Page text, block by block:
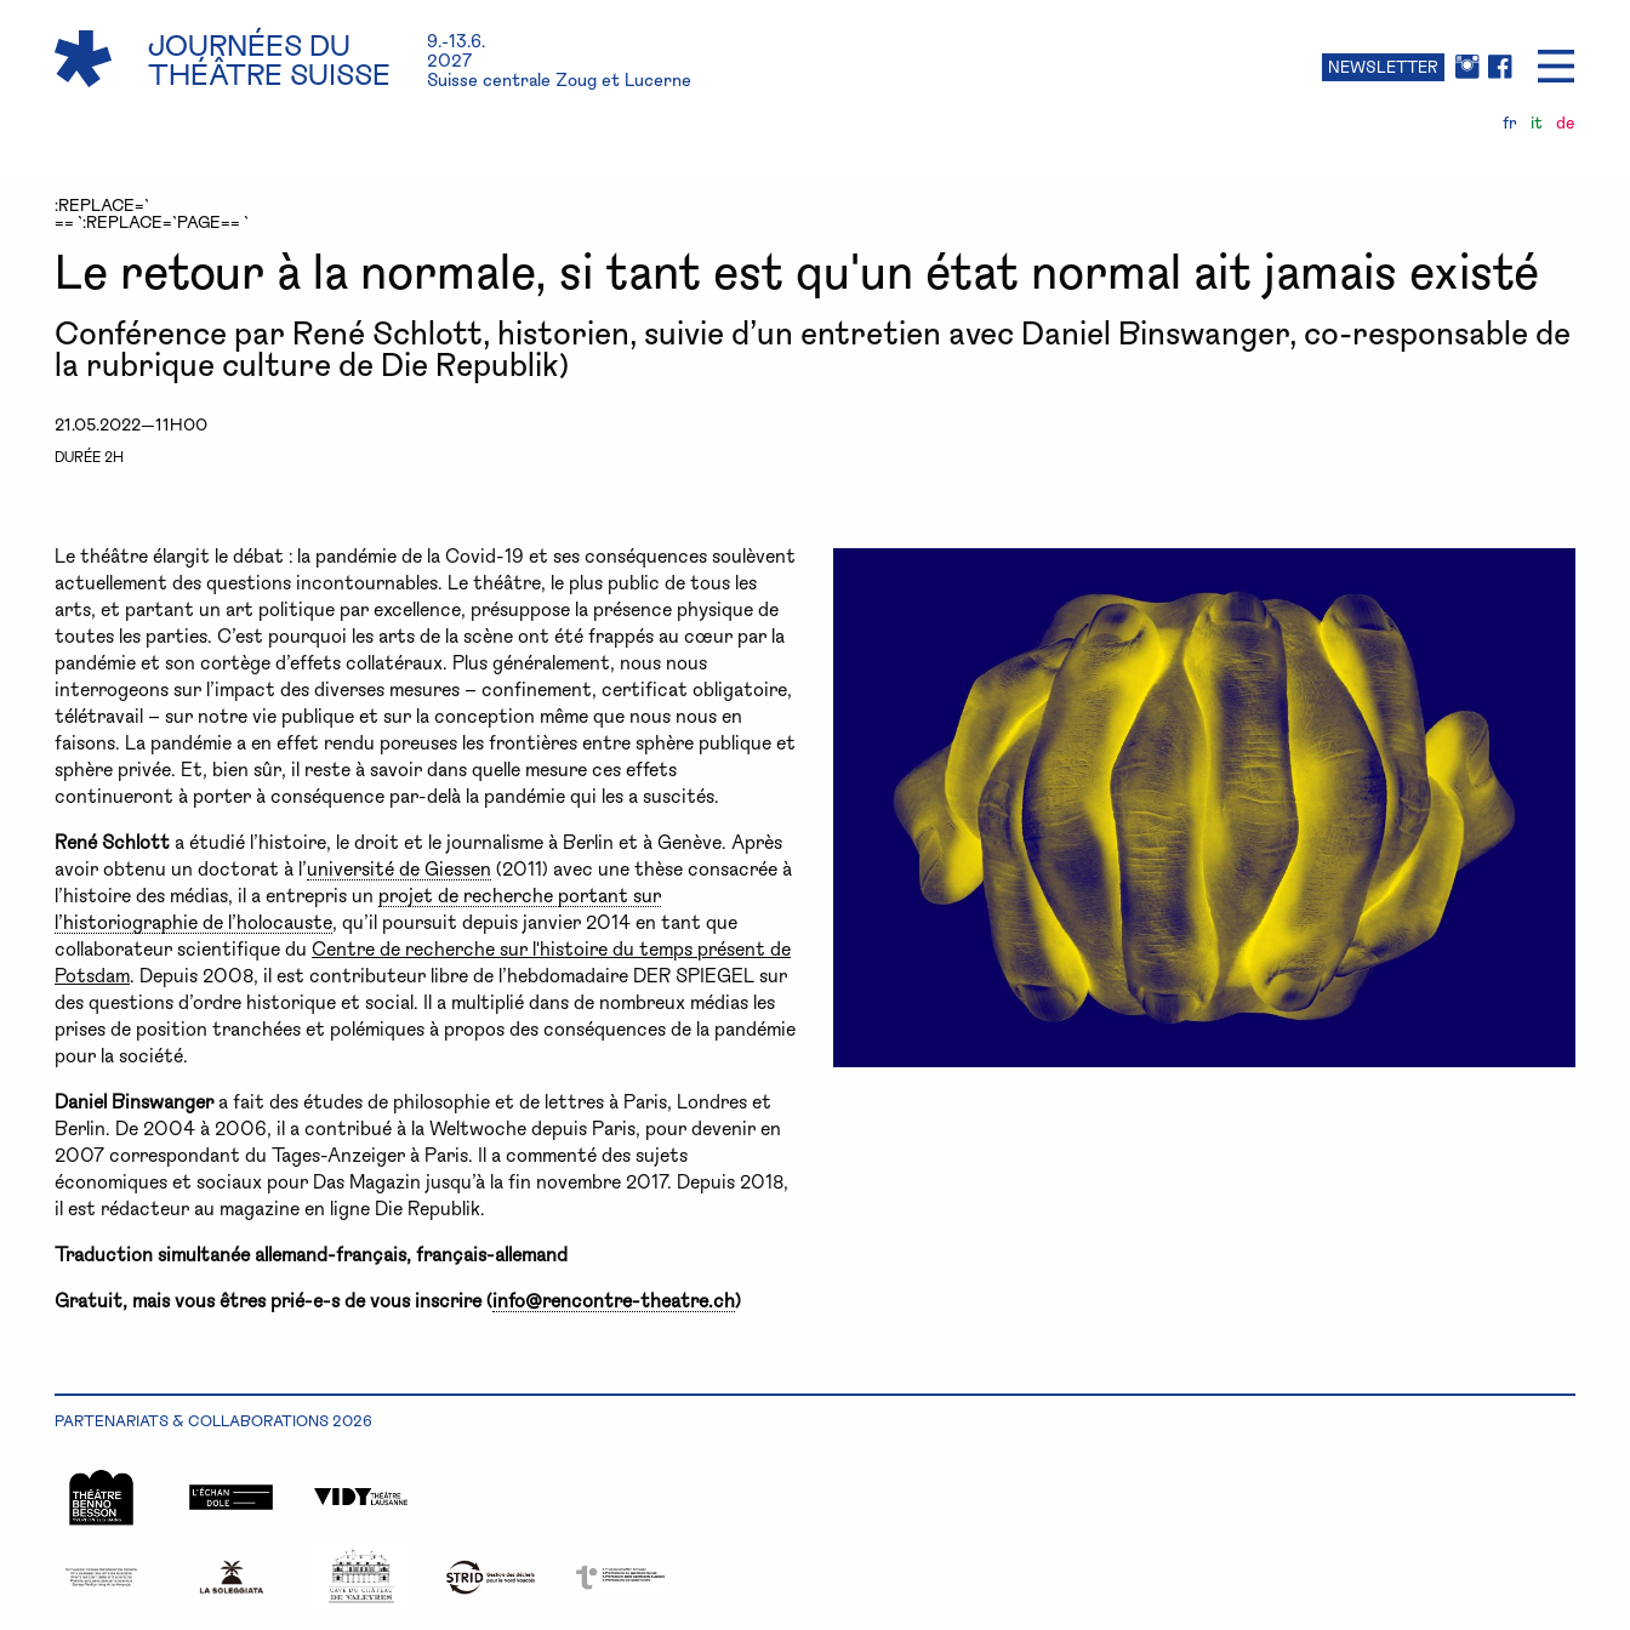
JOURNÉES DU
THÉÂTRE SUISSE
9.-13.6.
2027
Suisse centrale Zoug et Lucerne
NEWSLETTER
fr it de
:REPLACE=`
== `:REPLACE=`PAGE== `
Le retour à la normale, si tant est qu'un état normal ait jamais existé
Conférence par René Schlott, historien, suivie d’un entretien avec Daniel Binswanger, co-responsable de
la rubrique culture de Die Republik)
21.05.2022—11H00
DURÉE 2H
Le théâtre élargit le débat : la pandémie de la Covid-19 et ses conséquences soulèvent
actuellement des questions incontournables. Le théâtre, le plus public de tous les
arts, et partant un art politique par excellence, présuppose la présence physique de
toutes les parties. C’est pourquoi les arts de la scène ont été frappés au cœur par la
pandémie et son cortège d’effets collatéraux. Plus généralement, nous nous
interrogeons sur l’impact des diverses mesures – confinement, certificat obligatoire,
télétravail – sur notre vie publique et sur la conception même que nous nous en
faisons. La pandémie a en effet rendu poreuses les frontières entre sphère publique et
sphère privée. Et, bien sûr, il reste à savoir dans quelle mesure ces effets
continueront à porter à conséquence par-delà la pandémie qui les a suscités.
René Schlott a étudié l’histoire, le droit et le journalisme à Berlin et à Genève. Après
avoir obtenu un doctorat à l’université de Giessen (2011) avec une thèse consacrée à
l’histoire des médias, il a entrepris un projet de recherche portant sur
l’historiographie de l’holocauste, qu’il poursuit depuis janvier 2014 en tant que
collaborateur scientifique du Centre de recherche sur l'histoire du temps présent de
Potsdam. Depuis 2008, il est contributeur libre de l’hebdomadaire DER SPIEGEL sur
des questions d’ordre historique et social. Il a multiplié dans de nombreux médias les
prises de position tranchées et polémiques à propos des conséquences de la pandémie
pour la société.
Daniel Binswangera fait des études de philosophie et de lettres à Paris, Londres et
Berlin. De 2004 à 2006, il a contribué à la Weltwoche depuis Paris, pour devenir en
2007 correspondant du Tages-Anzeiger à Paris. Il a commenté des sujets
économiques et sociaux pour Das Magazin jusqu’à la fin novembre 2017. Depuis 2018,
il est rédacteur au magazine en ligne Die Republik.
Traduction simultanée allemand-français, français-allemand
Gratuit, mais vous êtres prié-e-s de vous inscrire (info@rencontre-theatre.ch)
PARTENARIATS & COLLABORATIONS 2026